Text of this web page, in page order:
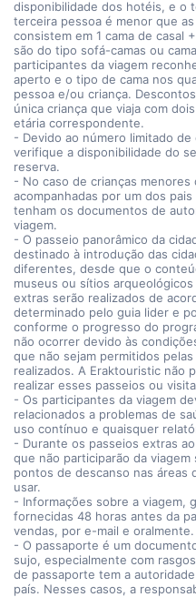
disponibilidade dos hotéis, e o
terceira pessoa é menor que
consistem em 1 cama de casal
são do tipo sofá-camas ou
participantes da viagem
aperto e o tipo de cama nos
pessoa e/ou criança.
única criança que viaja com
etária correspondente.
- Devido ao número limitado de
verifique a disponibilidade do
reserva.
- No caso de crianças menores
acompanhadas por um dos
tenham os documentos de
viagem.
- O passeio panorâmico da
destinado à introdução das
diferentes, desde que o
museus ou sítios
extras serão realizados de
determinado pelo guia lider e
conforme o progresso do
não ocorrer devido às
que não sejam permitidos
realizados. A Eraktouristic não
realizar esses passeios ou
- Os participantes da viagem
relacionados a problemas de
uso contínuo e quaisquer
- Durante os passeios extras
que não participarão da
pontos de descanso nas áreas
usar.
- Informações sobre a viagem,
fornecidas 48 horas antes da
vendas, por e-mail e oralmente.
- O passaporte é um
sujo, especialmente com
de passaporte tem a
país. Nesses casos, a